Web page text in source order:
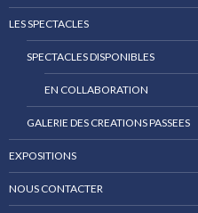
LES SPECTACLES
SPECTACLES DISPONIBLES
EN COLLABORATION
GALERIE DES CREATIONS PASSEES
EXPOSITIONS
NOUS CONTACTER